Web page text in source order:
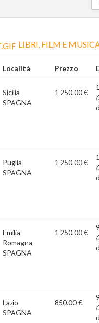
LIBRI, FILM E
Località Prezzo
Sicilia
SPAGNA
1 250.00 €
Puglia
SPAGNA
1 250.00 €
Emilia
Romagna
SPAGNA
1 250.00 €
Lazio
SPAGNA
850.00 €